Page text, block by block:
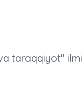
taraqqiyot"